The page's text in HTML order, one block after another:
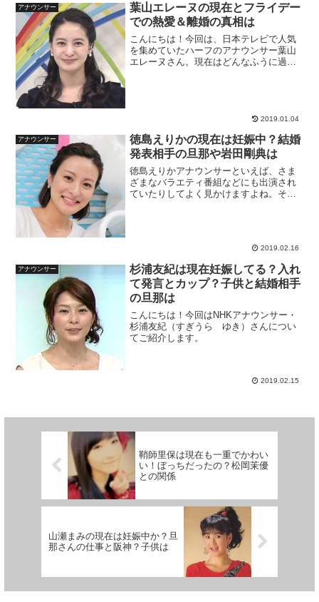
アナウンサー
葉山エレーヌの現在とフライデー
での熱愛＆離婚の真相は
こんにちは！今回は、日本テレビで人気
を集めていたハーフのアナウンサー葉山
エレーヌさん。現在はどんなふうに過ご
2019.01.04
アナウンサー
徳島えりかの現在は妊娠中？結婚
発表相手の旦那や岩田剛典は
徳島えりかアナウンサーといえば、さま
ざまなバラエティ番組などにも出演され
ていたりしてよく見かけますよね。そん
2019.02.16
アナウンサー
杉浦友紀は現在妊娠してる？入れ
て発言とカップ？子供と結婚相手
の旦那は
こんにちは！今回はNHKアナウンサー・
杉浦友紀（すぎうら ゆき）さんについ
てご紹介します。
2019.02.15
鞘師里保は現在も一重でかわい
い！ぼっちだったの？松岡茉優
との関係
山瀬まみの現在は妊娠中か？旦
那さんの仕事と阪神？子供は